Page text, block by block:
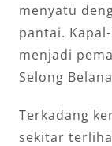
menyatu
pantai.
menjadi
Selong
Terkadang
sekitar